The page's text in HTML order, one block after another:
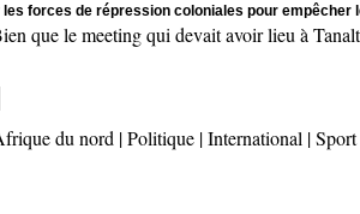
forces de répression coloniales pour empêcher
le meeting qui devait avoir lieu à Tanalt
du nord |Politique |International |Sport